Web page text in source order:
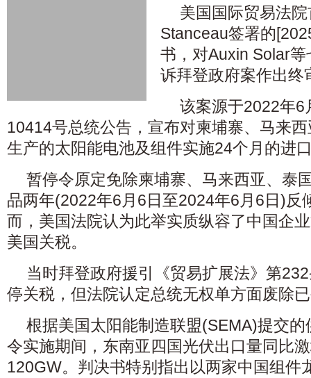
美国国际贸易法
Stanceau签署的
书，对Auxin Solar
诉拜登政府案作出终
该案源于2022年6
10414号总统公告，宣布对柬埔寨、马来
生产的太阳能电池及组件实施24个月的进
暂停令原定免除柬埔寨、马来西亚、泰
品两年(2022年6月6日至2024年6月6日)反
而，美国法院认为此举实质纵容了中国企
美国关税。
当时拜登政府援引《贸易扩展法》第
停关税，但法院认定总统无权单方面废除
根据美国太阳能制造联盟(SEMA)提交
令实施期间，东南亚四国光伏出口量同比
120GW。判决书特别指出以两家中国组件